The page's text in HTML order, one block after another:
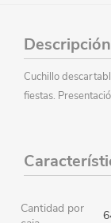
Descripción
Cuchillo
fiestas.
Cantidad por